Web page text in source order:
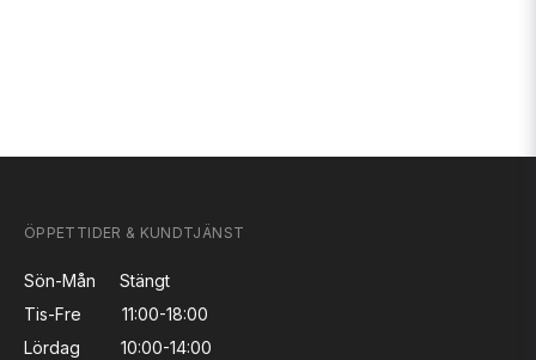
ÖPPETTIDER & KUNDTJÄNST
Sön-Mån
Stängt
Tis-Fre
11:00-18:00
Lördag
10:00-14:00